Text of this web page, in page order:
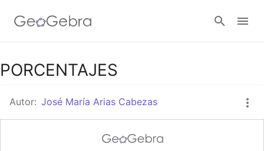
Google Classroom
GeoGebra Classroom
PORCENTAJES
Autor: José María Arias Cabezas